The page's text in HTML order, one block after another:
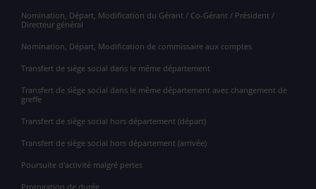
Nomination, Départ, Modification du Gérant / Co-Gérant / Président /
Directeur général
Nomination, Départ, Modification de commissaire aux comptes
Transfert de siège social dans le même département
Transfert de siège social dans le même département avec changement de
greffe
Transfert de siège social hors département (départ)
Transfert de siège social hors département (arrivée)
Poursuite d'activité malgré pertes
Prorogation de durée